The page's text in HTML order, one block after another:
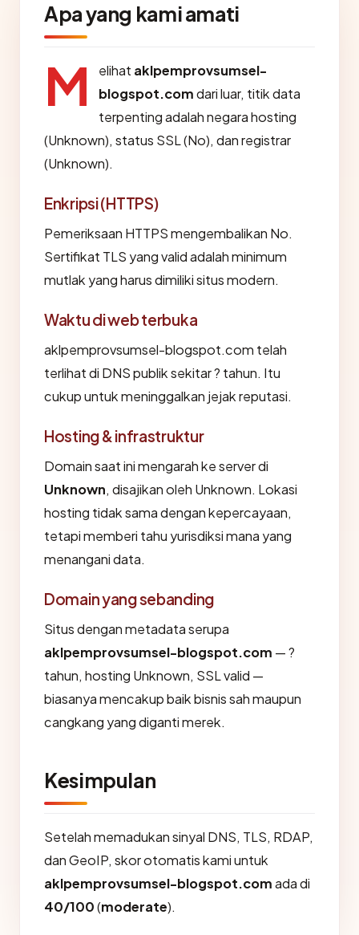
Apa yang kami amati
M elihat aklpemprovsumsel-
blogspot.comdari luar, titik data
terpenting adalah negara hosting
(Unknown), status SSL (No), dan registrar
(Unknown).
Enkripsi (HTTPS)
Pemeriksaan HTTPS mengembalikan No.
Sertifikat TLS yang valid adalah minimum
mutlak yang harus dimiliki situs modern.
Waktu di web terbuka
aklpemprovsumsel-blogspot.com telah
terlihat di DNS publik sekitar ? tahun. Itu
cukup untuk meninggalkan jejak reputasi.
Hosting & infrastruktur
Domain saat ini mengarah ke server di
Unknown, disajikan oleh Unknown. Lokasi
hosting tidak sama dengan kepercayaan,
tetapi memberi tahu yurisdiksi mana yang
menangani data.
Domain yang sebanding
Situs dengan metadata serupa
aklpemprovsumsel-blogspot.com — ?
tahun, hosting Unknown, SSL valid —
biasanya mencakup baik bisnis sah maupun
cangkang yang diganti merek.
Kesimpulan
Setelah memadukan sinyal DNS, TLS, RDAP,
dan GeoIP, skor otomatis kami untuk
aklpemprovsumsel-blogspot.comada di
40/100(moderate).